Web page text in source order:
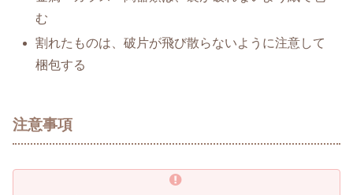
む
割れたものは、破片が飛び散らないように注意して
梱包する
注意事項